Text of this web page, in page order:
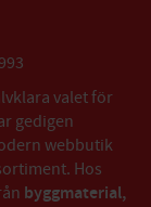
valet för
gedigen
webbutik
Hos
byggmaterial,